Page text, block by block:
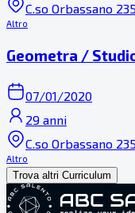
C.so Orbassano
Altro
Geometra /
07/01/2020
29 anni
C.so Orbassano
Altro
Trova altri Curriculum